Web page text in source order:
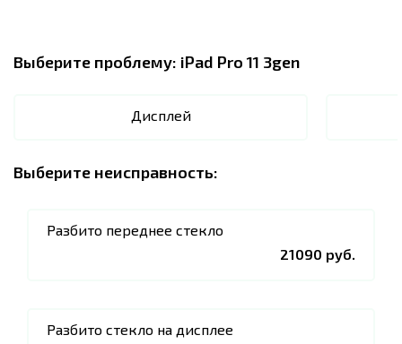
Выберите проблему: iPad Pro 11 3gen
Дисплей
Выберите неисправность:
Разбито переднее стекло
21090 руб.
Разбито стекло на дисплее